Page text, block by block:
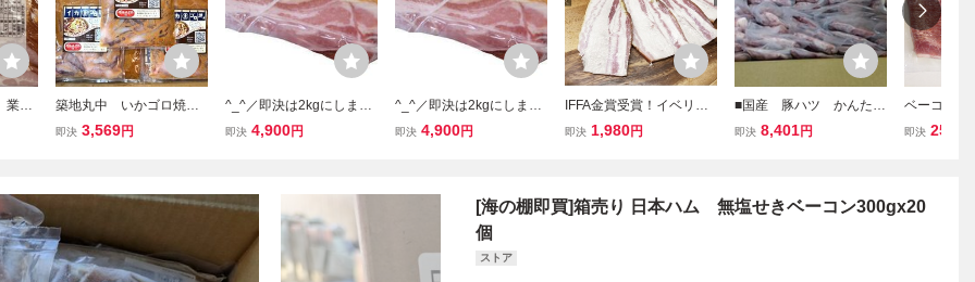
業務
築地丸中 いかゴロ焼き
150gｘ10パック！（加熱
即決 3,569円
^_^／即決は2kgにします
★クセになる味！オリジ
も！！
即決 4,900円
^_^／即決は2kgにします
★クセになる味！オリジ
即決 4,900円
IFFA金賞受賞！イベリコ
豚の熟成バラベーコン 20
即決 1,980円
■国産 豚ハツ かんた
ん！使い切りパック 1箱 8
即決 8,401円
ベーコンス
500ｇ×20
即決
[海の棚即買]箱売り 日本ハム 無塩せきベーコン300gx20
個
ストア